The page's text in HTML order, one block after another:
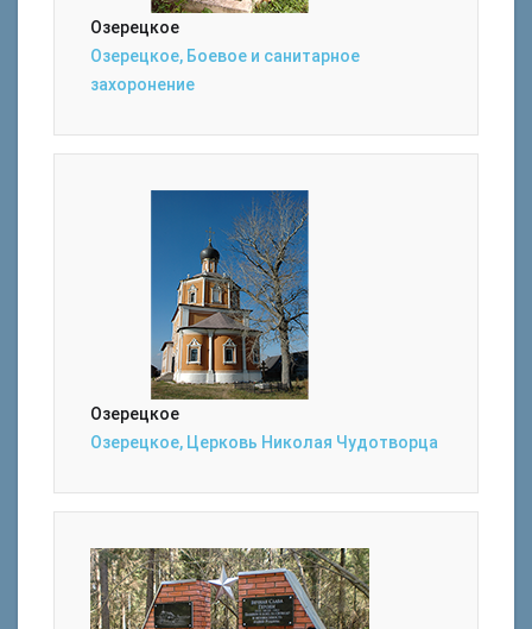
Озерецкое
Озерецкое, Боевое и санитарное
захоронение
Озерецкое
Озерецкое, Церковь Николая Чудотворца